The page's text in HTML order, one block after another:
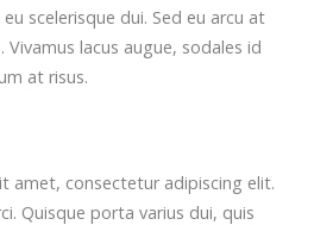
scelerisque dui. Sed eu arcu at
Vivamus lacus augue, sodales id
at risus.
amet, consectetur adipiscing elit.
Quisque porta varius dui, quis